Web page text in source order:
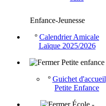
Enfance-Jeunesse
º Calendrier Amicale
Laïque 2025/2026
Petite enfance
º Guichet d'accueil
Petite Enfance
École -